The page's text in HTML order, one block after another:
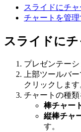
スライドにチ
チャートを管
スライドに
プレゼンテーシ
上部ツールバ
クリックします
チャートの種類
棒チャー
縦棒チャ
す。